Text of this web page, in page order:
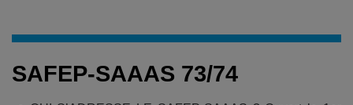
SAFEP-SAAAS 73/74